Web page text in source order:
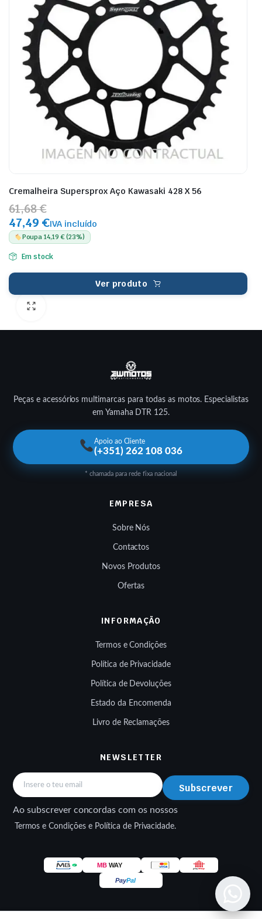
Cremalheira Supersprox Aço Kawasaki 428 X 56
61,68 €
47,49 €IVA incluído
Poupa 14,19 € (23%)
Em stock
Ver produto
Peças e acessórios multimarcas para todas as motos. Especialistas
em Yamaha DTR 125.
Apoio ao Cliente
(+351) 262 108 036
* chamada para rede fixa nacional
EMPRESA
Sobre Nós
Contactos
Novos Produtos
Ofertas
INFORMAÇÃO
Termos e Condições
Política de Privacidade
Política de Devoluções
Estado da Encomenda
Livro de Reclamações
NEWSLETTER
Subscrever
Ao subscrever concordas com os nossos
Termos e Condições e Política de Privacidade.